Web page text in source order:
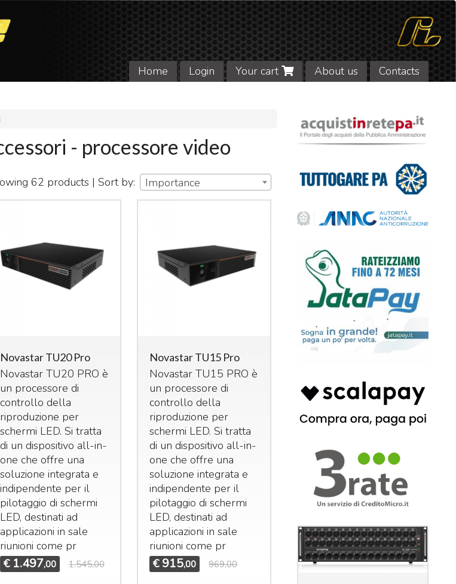
Home Login Your cart About us Contacts
- processore video
62 products | Sort by: Importance
Novastar TU20 Pro
Novastar TU20 PRO è
un processore di
controllo della
riproduzione per
schermi LED. Si tratta
di un dispositivo all-in-
one che offre una
soluzione integrata e
indipendente per il
pilotaggio di schermi
LED, destinati ad
applicazioni in sale
riunioni come pr
€ 1.497,00 1.545,00
Novastar TU15 Pro
Novastar TU15 PRO è
un processore di
controllo della
riproduzione per
schermi LED. Si tratta
di un dispositivo all-in-
one che offre una
soluzione integrata e
indipendente per il
pilotaggio di schermi
LED, destinati ad
applicazioni in sale
riunioni come pr
€ 915,00 969,00